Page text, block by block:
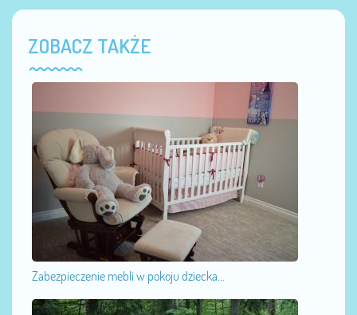
ZOBACZ TAKŻE
Zabezpieczenie mebli w pokoju dziecka...